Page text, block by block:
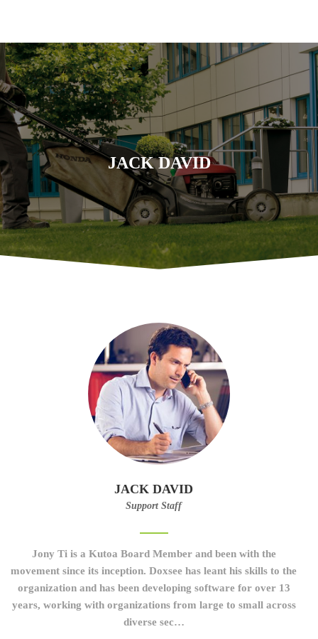
JACK DAVID
JACK DAVID
Support Staff
Jony Ti is a Kutoa Board Member and been with the
movement since its inception. Doxsee has leant his skills to the
organization and has been developing software for over 13
years, working with organizations from large to small across
diverse sec…